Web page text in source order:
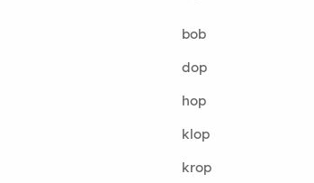
bob
dop
hop
klop
krop